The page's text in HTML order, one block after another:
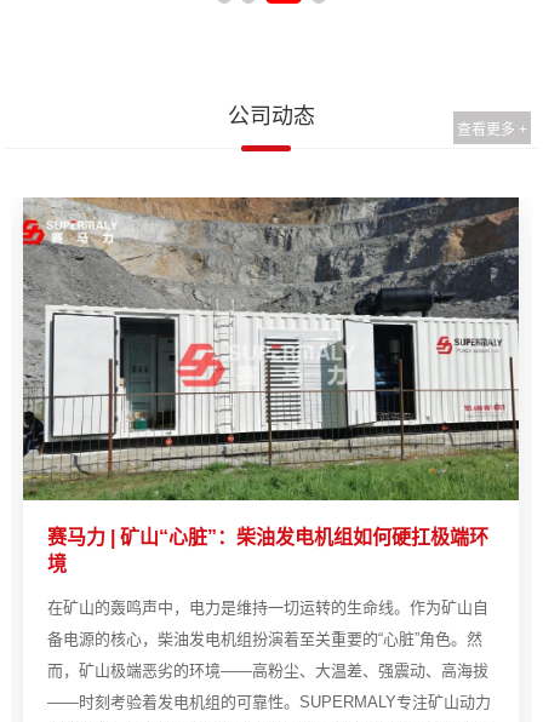
公司动态
查看更多 +
赛马力 | 矿山“心脏”：柴油发电机组如何硬扛极端环
境
在矿山的轰鸣声中，电力是维持一切运转的生命线。作为矿山自
备电源的核心，柴油发电机组扮演着至关重要的“心脏”角色。然
而，矿山极端恶劣的环境——高粉尘、大温差、强震动、高海拔
——时刻考验着发电机组的可靠性。SUPERMALY专注矿山动力